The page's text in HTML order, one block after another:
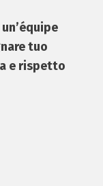
tuo
e rispetto